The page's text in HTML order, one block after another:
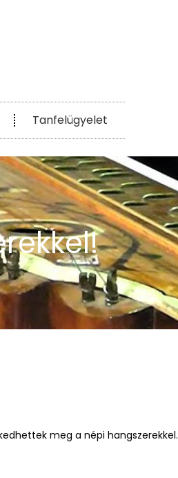
Tanfelügyelet
meg a népi hangszerekkel.